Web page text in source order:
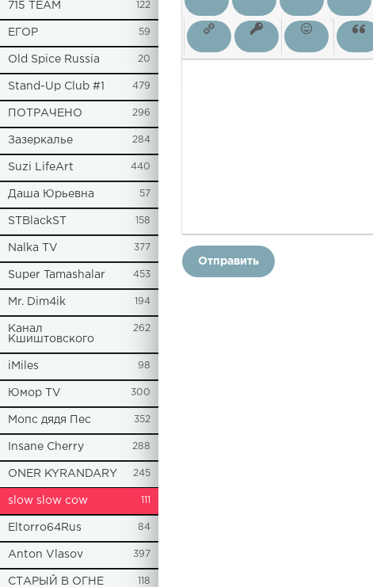
715 TEAM 122
ЕГОР 59
Old Spice Russia 20
Stand-Up Club #1 479
ПОТРАЧЕНО 296
Зазеркалье 284
Suzi LifeArt 440
Даша Юрьевна 57
STBlackST 158
Nalka TV 377
Super Tamashalar 453
Mr. Dim4ik 194
Канал
Кшиштовского
262
iMiles 98
Юмор TV 300
Мопс дядя Пес 352
Insane Cherry 288
ONER KYRANDARY 245
slow slow cow 111
Eltorro64Rus 84
Anton Vlasov 397
СТАРЫЙ В ОГНЕ 118
Отправить